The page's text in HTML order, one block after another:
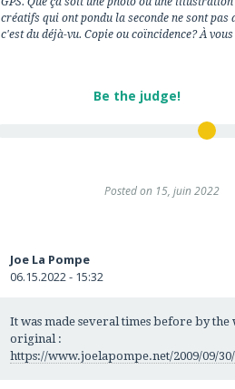
créatifs qui ont pondu la seconde ne sont
c'est du déjà-vu. Copie ou coïncidence? À
Be the judge!
Posted on 15, juin 2022
Joe La Pompe
06.15.2022 - 15:32
It was made several times before by
original :
https://www.joelapompe.net/2009/09/